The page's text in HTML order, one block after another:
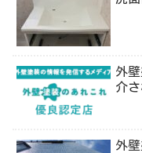
外
介さ
外